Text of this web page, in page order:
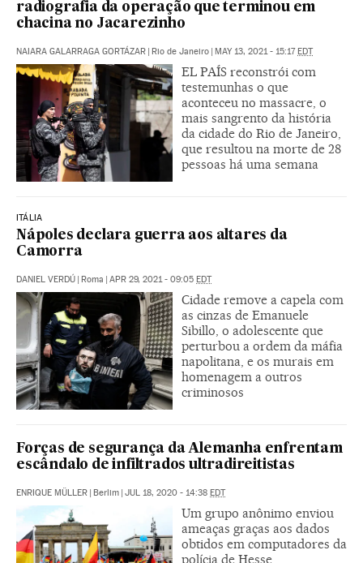
radiografia da operação que terminou em
chacina no Jacarezinho
NAIARA GALARRAGA GORTÁZAR Rio de Janeiro MAY 13, 2021 - 15:17 EDT
EL PAÍS reconstrói com
testemunhas o que
aconteceu no massacre, o
mais sangrento da história
da cidade do Rio de Janeiro,
que resultou na morte de 28
pessoas há uma semana
ITÁLIA
Nápoles declara guerra aos altares da
Camorra
DANIEL VERDÚ Roma APR 29, 2021 - 09:05 EDT
Cidade remove a capela com
as cinzas de Emanuele
Sibillo, o adolescente que
perturbou a ordem da máfia
napolitana, e os murais em
homenagem a outros
criminosos
Forças de segurança da Alemanha enfrentam
escândalo de infiltrados ultradireitistas
ENRIQUE MÜLLER | Berlim | JUL 18, 2020 - 14:38 EDT
Um grupo anônimo enviou
ameaças graças aos dados
obtidos em computadores da
polícia de Hesse